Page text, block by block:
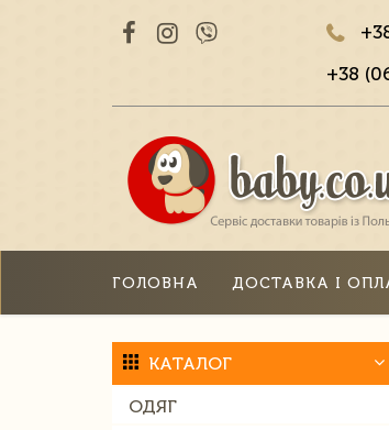
+38
ГОЛОВНА ДОСТАВКА І
КАТАЛОГ
ОДЯГ